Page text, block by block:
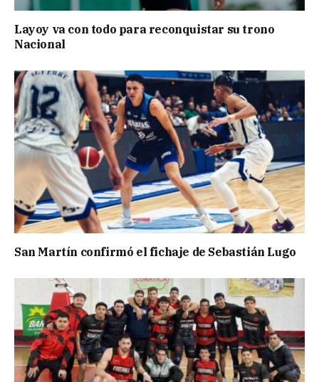
Layoy va con todo para reconquistar su trono
Nacional
San Martín confirmó el fichaje de Sebastián Lugo